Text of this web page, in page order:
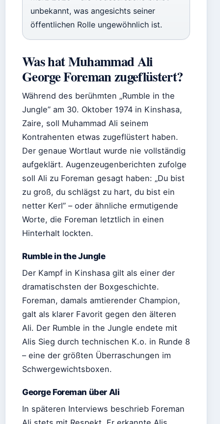
unbekannt, was angesichts seiner
öffentlichen Rolle ungewöhnlich ist.
Was hat Muhammad Ali
George Foreman zugeflüstert?
Während des berühmten „Rumble in the
Jungle” am 30. Oktober 1974 in Kinshasa,
Zaire, soll Muhammad Ali seinem
Kontrahenten etwas zugeflüstert haben.
Der genaue Wortlaut wurde nie vollständig
aufgeklärt. Augenzeugenberichten zufolge
soll Ali zu Foreman gesagt haben: „Du bist
zu groß, du schlägst zu hart, du bist ein
netter Kerl” – oder ähnliche ermutigende
Worte, die Foreman letztlich in einen
Hinterhalt lockten.
Rumble in the Jungle
Der Kampf in Kinshasa gilt als einer der
dramatischsten der Boxgeschichte.
Foreman, damals amtierender Champion,
galt als klarer Favorit gegen den älteren
Ali. Der Rumble in the Jungle endete mit
Alis Sieg durch technischen K.o. in Runde 8
– eine der größten Überraschungen im
Schwergewichtsboxen.
George Foreman über Ali
In späteren Interviews beschrieb Foreman